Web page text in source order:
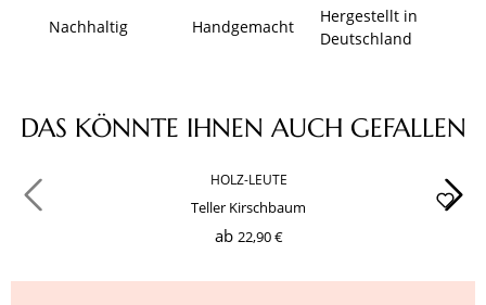
Nachhaltig Handgemacht
Hergestellt in
Deutschland
Produktgalerie überspringen
DAS KÖNNTE IHNEN AUCH GEFALLEN
HOLZ-LEUTE
Teller Kirschbaum
ab 22,90 €